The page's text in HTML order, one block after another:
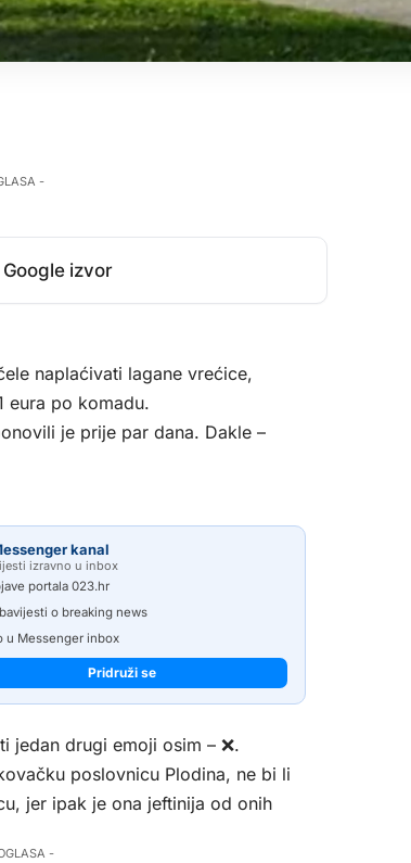
-
izvor
naplaćivati lagane vrećice,
eura po komadu.
je prije par dana. Dakle –
kanal
izravno u inbox
portala 023.hr
o breaking news
u Messenger inbox
Pridruži se
jedan drugi emoji osim – ❌.
poslovnicu Plodina, ne bi li
jer ipak je ona jeftinija od onih
-